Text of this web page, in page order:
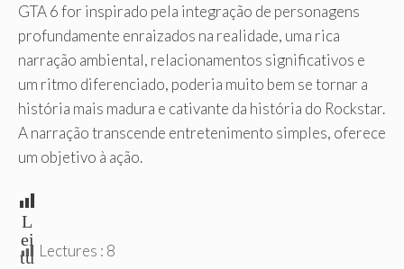
GTA 6 for inspirado pela integração de personagens
profundamente enraizados na realidade, uma rica
narração ambiental, relacionamentos significativos e
um ritmo diferenciado, poderia muito bem se tornar a
história mais madura e cativante da história do Rockstar.
A narração transcende entretenimento simples, oferece
um objetivo à ação.
L
ei
tu Lectures : 8